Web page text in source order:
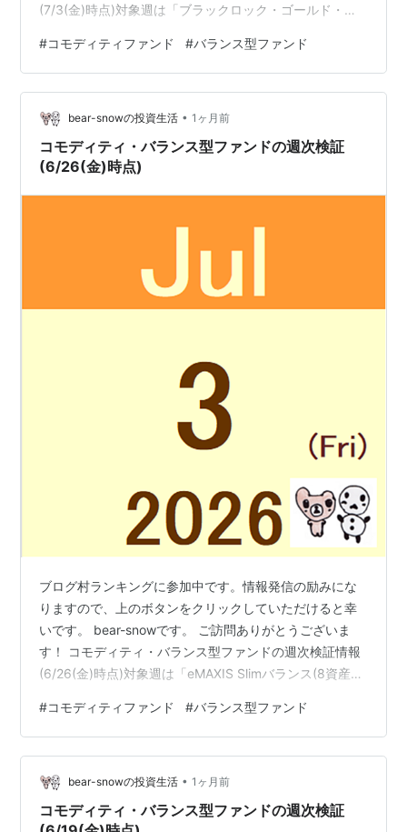
(7/3(金)時点)対象週は「ブラックロック・ゴールド・フ
グ(6/29(月)～7/3(金)) 1位 +3.54% ブラックロック・ゴ
ールド・ファンド 2位 +3.11% ピクテ・ゴールド(為替ヘ
ッジあり) 3位 +2.28% SBI・ｉシェアーズ・ゴールドフ
ァンド(為替ヘッジなし) 4位 +1.94% ゴールド・ファンド
(為替ヘッジ…
#コモディティファンド #バランス型ファンド
bear-snowの投資生活 • 1ヶ月前
コモディティ・バランス型ファンドの週次検証
(6/26(金)時点)
ブログ村ランキングに参加中です。情報発信の励みにな
りますので、上のボタンをクリックしていただけると幸
いです。 bear-snowです。 ご訪問ありがとうございま
す！ コモディティ・バランス型ファンドの週次検証情報
(6/26(金)時点)対象週は「eMAXIS Slimバランス(8資産均
(6/22(月)～6/26(金)) 1位 +0.30% eMAXIS Slimバランス
(8資産均等型) 2位 -0.63% ニッセイ・インデックスバラ
ンスF(4資産均等型) 3位 -1.28% eMAXIS Slim全世界株式
(オール・カントリー) 4位 -1…
#コモディティファンド #バランス型ファンド
bear-snowの投資生活 • 1ヶ月前
コモディティ・バランス型ファンドの週次検証